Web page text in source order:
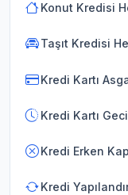
Konut Kredisi
Taşıt Kredisi
Kredi Kartı
Kredi Kartı
Kredi Erken
Kredi